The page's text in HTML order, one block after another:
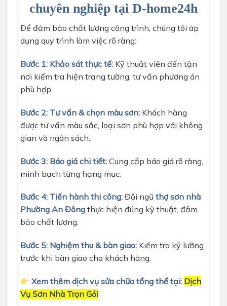
chuyên nghiệp tại D-home24h
Để đảm bảo chất lượng công trình, chúng tôi áp
dụng quy trình làm việc rõ ràng:
Bước 1: Khảo sát thực tế: Kỹ thuật viên đến tận
nơi kiểm tra hiện trạng tường, tư vấn phương án
phù hợp.
Bước 2: Tư vấn & chọn màu sơn: Khách hàng
được tư vấn màu sắc, loại sơn phù hợp với không
gian và ngân sách.
Bước 3: Báo giá chi tiết: Cung cấp báo giá rõ ràng,
minh bạch từng hạng mục.
Bước 4: Tiến hành thi công: Đội ngũ thợ sơn nhà
Phường An Đông thực hiện đúng kỹ thuật, đảm
bảo chất lượng.
Bước 5: Nghiệm thu & bàn giao: Kiểm tra kỹ lưỡng
trước khi bàn giao cho khách hàng.
Xem thêm dịch vụ sửa chữa tổng thể tại: Dịch
Vụ Sơn Nhà Trọn Gói